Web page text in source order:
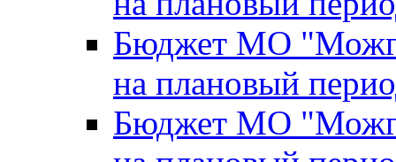
Бюджет МО
на плановый
Бюджет МО